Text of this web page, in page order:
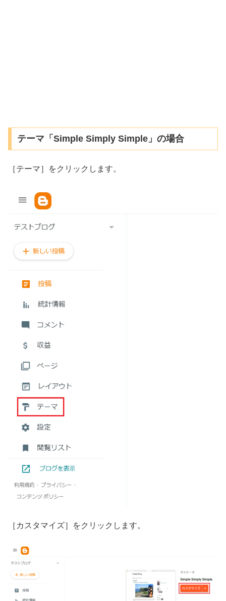
テーマ「Simple Simply Simple」の場合
［テーマ］をクリックします。
［カスタマイズ］をクリックします。